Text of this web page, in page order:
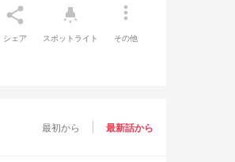
share
シェア
highlight
スポットライト
more_vert
その他
最初から 最新話から